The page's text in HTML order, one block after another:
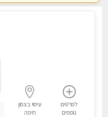
לפרטים
נוספים
עיסוי בצפון
חיפה